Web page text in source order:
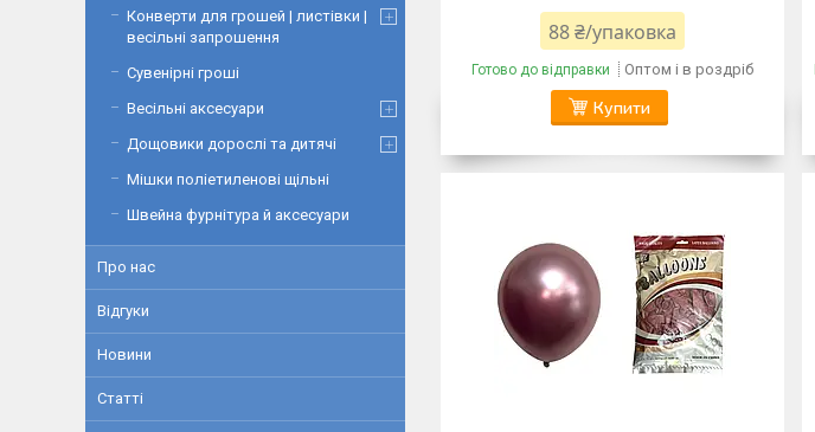
88 ₴/упаковка
Готово до відправки Оптом і в роздріб
Купити
Конверти для грошей | листівки |
весільні запрошення
Сувенірні гроші
Весільні аксесуари
Дощовики дорослі та дитячі
Мішки поліетиленові щільні
Швейна фурнітура й аксесуари
Про нас
Відгуки
Новини
Статті